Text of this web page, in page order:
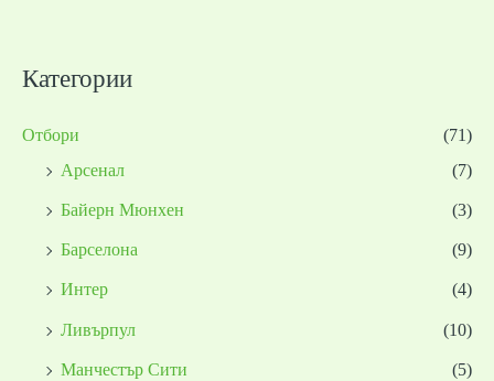
Категории
Отбори
(71)
Арсенал
(7)
Байерн Мюнхен
(3)
Барселона
(9)
Интер
(4)
Ливърпул
(10)
Манчестър Сити
(5)